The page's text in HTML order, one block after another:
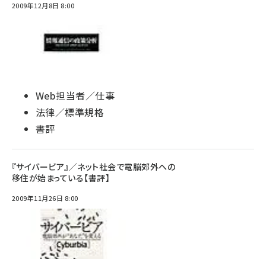
2009年12月8日 8:00
Web担当者／仕事
法律／標準規格
書評
『サイバービア』／ネット社会で電脳郊外への
移住が始まっている【書評】
2009年11月26日 8:00